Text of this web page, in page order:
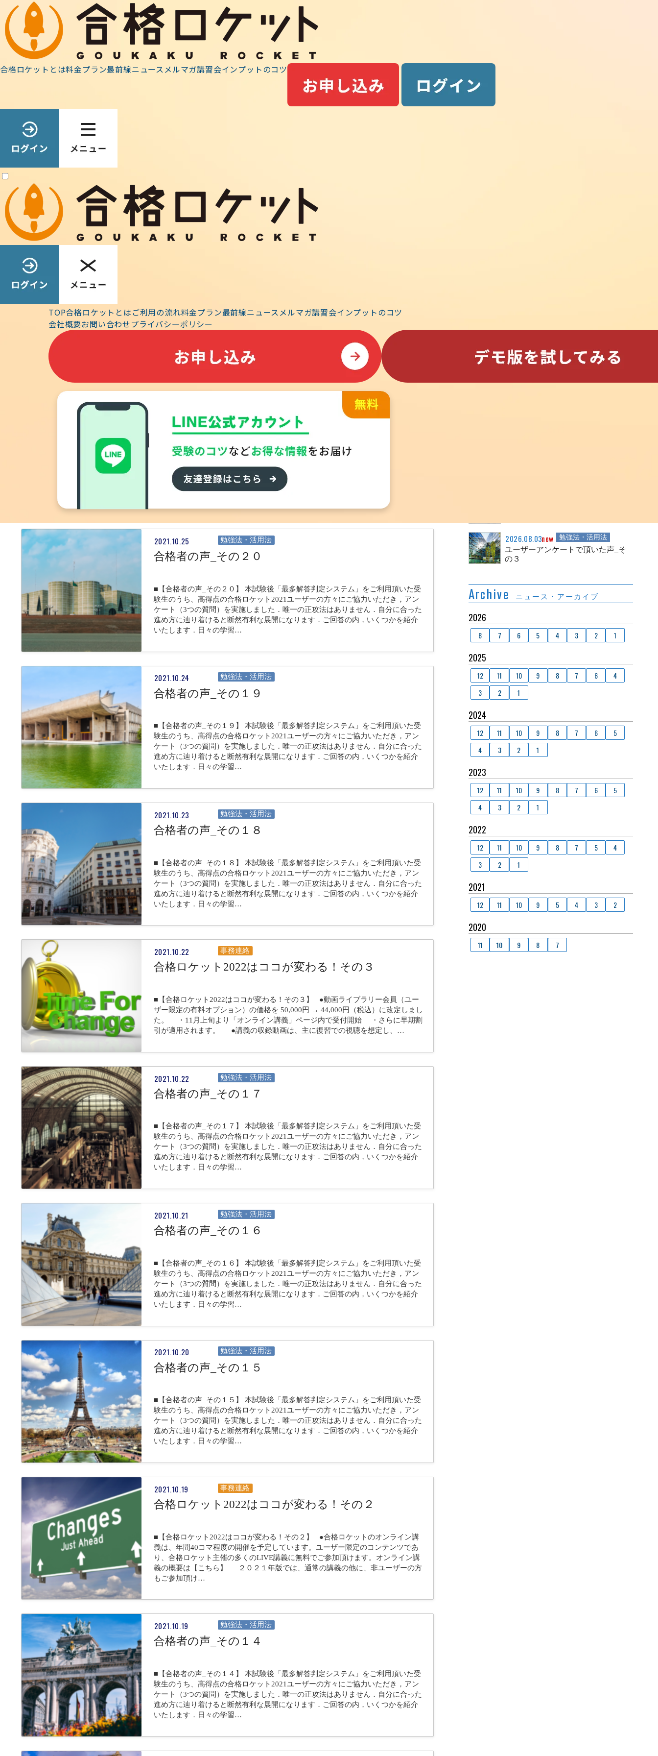
合格ロケットとは料金プラン最前線ニュースメルマガ講習会インプットのコツ
TOP合格ロケットとはご利用の流れ料金プラン最前線ニュースメルマガ講習会インプットのコツ
会社概要お問い合わせプライバシーポリシー
最前線ニュース
（カレンダー）」を追加します。 毎日の学習時間や、勉強内容・目標等をカ
レンダーに入力します（アプリの「学ぶ」「解く」を行った問題数は自動計算さ
れます）。学習の記録として週の集計・全体の集計が保存されていきます。スケ
ジュール管理や、…
動画ライブラリーでは、オンライン講義の収録動画の他に、様々な動画コンテン
ツを配信します。 今回の「構造力学-入門」については、ユーザーの皆様
は、無料でご視聴頂けます。 11月より、オンライン講義「力学」がスタートしま
す。その前に基礎的な理解を固めておきましょう。 アプリのメインメニュー「そ
の他」－「オンライ…
合格ロケット2022はココが変わる！その４
■【合格ロケット2022はココが変わる！その４】 ●「構造文章題」に「解説集」
ージや体系的な理解を補うように、図解を多く用いて分かりやすく解説しまし
た。苦手意識の克服に、初受験の方にも、取り組みやすい構成になっています。
・１２項目・…
2021.10.25 勉強法・活用法
合格者の声_その２０
■【合格者の声_その２０】 本試験後「最多解答判定システム」をご利用頂いた受
験生のうち、高得点の合格ロケット2021ユーザーの方々にご協力いただき，アン
ケート（3つの質問）を実施しました．唯一の正攻法はありません．自分に合った
進め方に辿り着けると断然有利な展開になります．ご回答の内，いくつかを紹介
いたします．日々の学習…
2021.10.24 勉強法・活用法
合格者の声_その１９
■【合格者の声_その１９】 本試験後「最多解答判定システム」をご利用頂いた受
験生のうち、高得点の合格ロケット2021ユーザーの方々にご協力いただき，アン
ケート（3つの質問）を実施しました．唯一の正攻法はありません．自分に合った
進め方に辿り着けると断然有利な展開になります．ご回答の内，いくつかを紹介
いたします．日々の学習…
2021.10.23 勉強法・活用法
合格者の声_その１８
■【合格者の声_その１８】 本試験後「最多解答判定システム」をご利用頂いた受
験生のうち、高得点の合格ロケット2021ユーザーの方々にご協力いただき，アン
ケート（3つの質問）を実施しました．唯一の正攻法はありません．自分に合った
進め方に辿り着けると断然有利な展開になります．ご回答の内，いくつかを紹介
いたします．日々の学習…
2021.10.22 事務連絡
合格ロケット2022はココが変わる！その３
■【合格ロケット2022はココが変わる！その３】 ●動画ライブラリー会員（ユー
ザー限定の有料オプション）の価格を 50,000円 → 44,000円（税込）に改定しまし
た。 ・11月上旬より「オンライン講義」ページ内で受付開始 ・さらに早期割
引が適用されます。 ●講義の収録動画は、主に復習での視聴を想定し、…
2021.10.22 勉強法・活用法
合格者の声_その１７
■【合格者の声_その１７】 本試験後「最多解答判定システム」をご利用頂いた受
験生のうち、高得点の合格ロケット2021ユーザーの方々にご協力いただき，アン
ケート（3つの質問）を実施しました．唯一の正攻法はありません．自分に合った
進め方に辿り着けると断然有利な展開になります．ご回答の内，いくつかを紹介
いたします．日々の学習…
2021.10.21 勉強法・活用法
合格者の声_その１６
■【合格者の声_その１６】 本試験後「最多解答判定システム」をご利用頂いた受
験生のうち、高得点の合格ロケット2021ユーザーの方々にご協力いただき，アン
ケート（3つの質問）を実施しました．唯一の正攻法はありません．自分に合った
進め方に辿り着けると断然有利な展開になります．ご回答の内，いくつかを紹介
いたします．日々の学習…
2021.10.20 勉強法・活用法
合格者の声_その１５
■【合格者の声_その１５】 本試験後「最多解答判定システム」をご利用頂いた受
験生のうち、高得点の合格ロケット2021ユーザーの方々にご協力いただき，アン
ケート（3つの質問）を実施しました．唯一の正攻法はありません．自分に合った
進め方に辿り着けると断然有利な展開になります．ご回答の内，いくつかを紹介
いたします．日々の学習…
2021.10.19 事務連絡
合格ロケット2022はココが変わる！その２
■【合格ロケット2022はココが変わる！その２】 ●合格ロケットのオンライン講
義は、年間40コマ程度の開催を予定しています。ユーザー限定のコンテンツであ
り、合格ロケット主催の多くのLIVE講義に無料でご参加頂けます。オンライン講
義の概要は【こちら】 ２０２１年版では、通常の講義の他に、非ユーザーの方
もご参加頂け…
2021.10.19 勉強法・活用法
合格者の声_その１４
■【合格者の声_その１４】 本試験後「最多解答判定システム」をご利用頂いた受
験生のうち、高得点の合格ロケット2021ユーザーの方々にご協力いただき，アン
ケート（3つの質問）を実施しました．唯一の正攻法はありません．自分に合った
進め方に辿り着けると断然有利な展開になります．ご回答の内，いくつかを紹介
いたします．日々の学習…
Search
ユーザーアンケートで頂いた声_そ
の６
2026.08.03new 勉強法・活用法
ユーザーアンケートで頂いた声_そ
の３
Archive ニュース・アーカイブ
2026
8 7 6 5 4 3 2 1
2025
12 11 10 9 8 7 6
4
3
2 1
2024
12 11 10 9 8 7 6
5
4
3 2 1
2023
12 11 10 9 8 7 6
5
4
3 2 1
2022
12 11 10 9 8 7 5
4
3
2 1
2021
12 11 10 9 5 4 3 2
2020
11 10 9 8 7